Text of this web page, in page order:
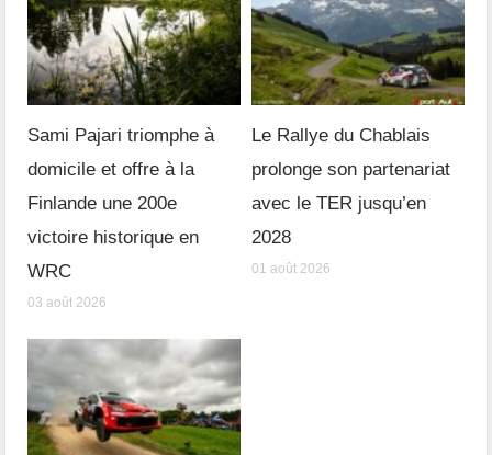
Sami Pajari triomphe à
domicile et offre à la
Finlande une 200e
victoire historique en
WRC
03 août 2026
Le Rallye du Chablais
prolonge son partenariat
avec le TER jusqu’en
2028
01 août 2026